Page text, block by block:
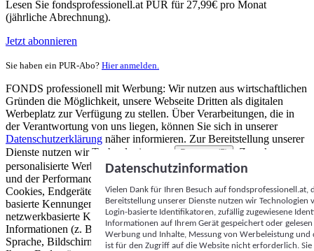
Lesen Sie fondsprofessionell.at PUR für 27,99€ pro Monat
(jährliche Abrechnung).
Jetzt abonnieren
Sie haben ein PUR-Abo? Hier anmelden.
FONDS professionell mit Werbung: Wir nutzen aus wirtschaftlichen
Gründen die Möglichkeit, unsere Webseite Dritten als digitalen
Werbeplatz zur Verfügung zu stellen. Über Verarbeitungen, die in
der Verantwortung von uns liegen, können Sie sich in unserer
Datenschutzerklärung näher informieren. Zur Bereitstellung unserer
Dienste nutzen wir Technologien von
Partnern (5)
. Zwecke:
personalisierte Werbung und Inhalte, Messung von Werbeleistung
und der Performance von Inhalten sowie Zielgruppenforschung.
Cookies, Endgeräte- oder ähnliche Online-Kennungen (z. B. login-
basierte Kennungen, zufällig generierte Kennungen,
netzwerkbasierte Kennungen) können zusammen mit anderen
Informationen (z. B. Browsertyp und Browserinformationen,
Sprache, Bildschirmgröße, unterstützte Technologien usw.) auf
Datenschutzinformation
Vielen Dank für Ihren Besuch auf
Bereitstellung unserer Dienste nutzen wir Technologien
Login-basierte Identifikatoren, zufällig zugewiesene
Informationen auf Ihrem Gerät gespeichert oder
Werbung und Inhalte, Messung von Werbeleistung
ist für den Zugriff auf die Website nicht erforderlich.